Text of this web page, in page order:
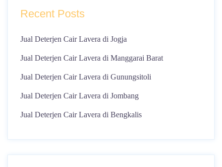
Recent Posts
Jual Deterjen Cair Lavera di Jogja
Jual Deterjen Cair Lavera di Manggarai Barat
Jual Deterjen Cair Lavera di Gunungsitoli
Jual Deterjen Cair Lavera di Jombang
Jual Deterjen Cair Lavera di Bengkalis